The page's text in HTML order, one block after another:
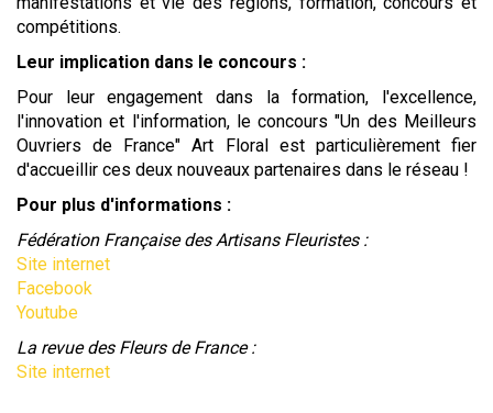
compétitions.
Leur implication dans le concours :
Pour leur engagement dans la formation, l'excellence,
l'innovation et l'information, le concours "Un des Meilleurs
Ouvriers de France" Art Floral est particulièrement fier
d'accueillir ces deux nouveaux partenaires dans le réseau !
Pour plus d'informations :
Fédération Française des Artisans Fleuristes :
Site internet
Facebook
Youtube
La revue des Fleurs de France :
Site internet